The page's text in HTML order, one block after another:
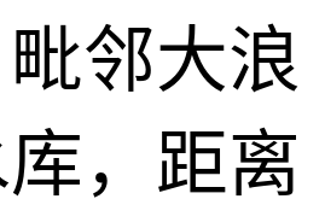
邻大浪
，距离